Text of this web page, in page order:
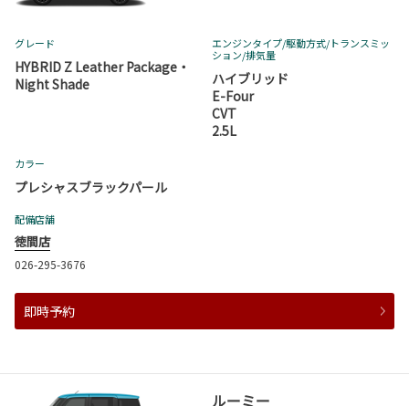
グレード
HYBRID Z Leather Package・
Night Shade
エンジンタイプ/駆動方式/トランスミッ
ション/排気量
ハイブリッド
E-Four
CVT
2.5L
カラー
プレシャスブラックパール
配備店舗
徳間店
026-295-3676
即時予約
ルーミー